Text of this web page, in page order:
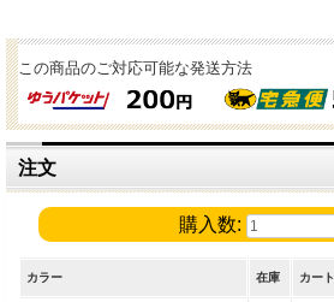
この商品のご対応可能な発送方法
注文
購入数:
カラー 在庫 カート